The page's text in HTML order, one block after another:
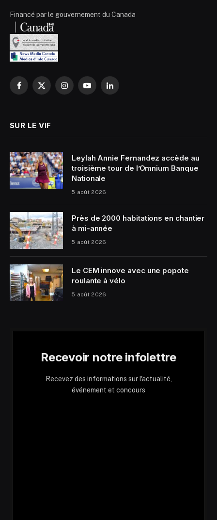
Financé par le gouvernement du Canada
Facebook
X
InstagramYouTubeLinkedIn
SUR LE VIF
Leylah Annie Fernandez accède au
troisième tour de l’Omnium Banque
Nationale
5 août 2026
Près de 2000 habitations en chantier
à mi-année
5 août 2026
Le CEM innove avec une popote
roulante à vélo
5 août 2026
Recevoir notre infolettre
Recevez des informations sur l'actualité,
événement et concours